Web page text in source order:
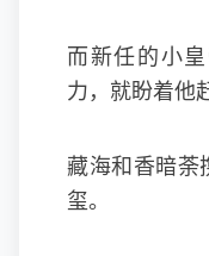
而新任的小
力，就盼着他
藏海和香暗荼
玺。